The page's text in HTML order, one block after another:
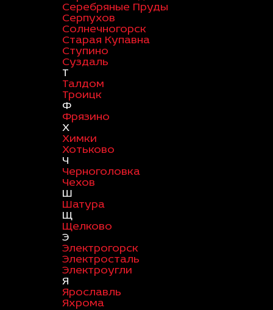
Серебряные Пруды
Серпухов
Солнечногорск
Старая Купавна
Ступино
Суздаль
Т
Талдом
Троицк
Ф
Фрязино
Х
Химки
Хотьково
Ч
Черноголовка
Чехов
Ш
Шатура
Щ
Щелково
Э
Электрогорск
Электросталь
Электроугли
Я
Ярославль
Яхрома